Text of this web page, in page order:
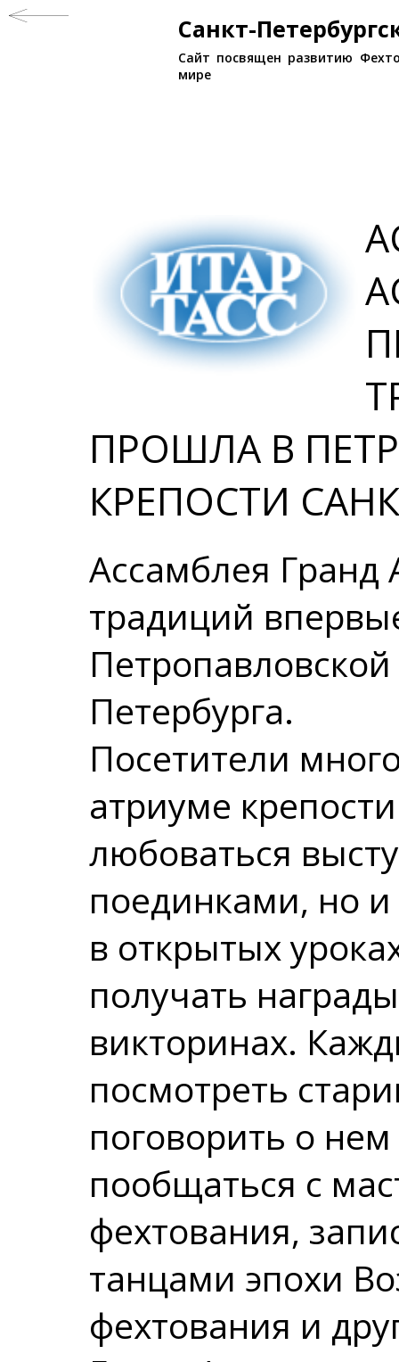
Санкт-
Сайт посвящен развитию
мире
ПРОШЛА В
КРЕПОСТИ
Ассамблея Гранд
традиций
Петербурга.
Посетители
атриуме
любоваться
поединками, но и
в открытых
получать
викторинах.
посмотреть
поговорить о
пообщаться с
фехтования,
танцами эпохи
фехтования и